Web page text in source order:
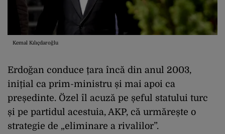
Kemal Kılıçdaroğlu
Erdoğan conduce țara încă din anul 2003,
inițial ca prim-ministru și mai apoi ca
președinte. Özel îl acuză pe șeful statului turc
și pe partidul acestuia, AKP, că urmărește o
strategie de „eliminare a rivalilor”.